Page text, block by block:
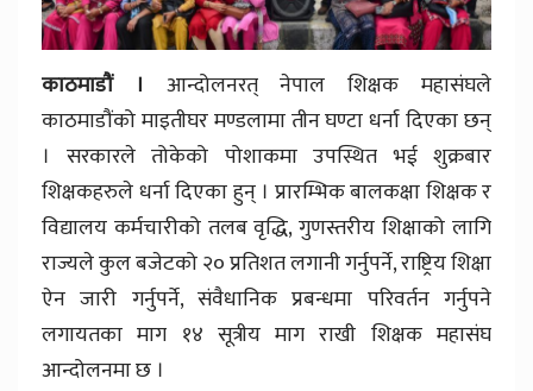
काठमाडौं । आन्दोलनरत् नेपाल शिक्षक महासंघले
काठमाडौंको माइतीघर मण्डलामा तीन घण्टा धर्ना दिएका छन्
। सरकारले तोकेको पोशाकमा उपस्थित भई शुक्रबार
शिक्षकहरुले धर्ना दिएका हुन् । प्रारम्भिक बालकक्षा शिक्षक र
विद्यालय कर्मचारीको तलब वृद्धि, गुणस्तरीय शिक्षाको लागि
राज्यले कुल बजेटको २० प्रतिशत लगानी गर्नुपर्ने, राष्ट्रिय शिक्षा
ऐन जारी गर्नुपर्ने, संवैधानिक प्रबन्धमा परिवर्तन गर्नुपने
लगायतका माग १४ सूत्रीय माग राखी शिक्षक महासंघ
आन्दोलनमा छ ।